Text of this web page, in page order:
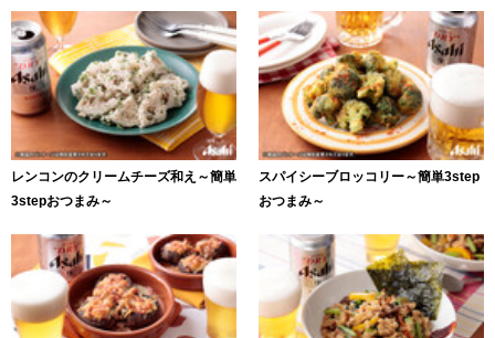
レンコンのクリームチーズ和え～簡単
3stepおつまみ～
スパイシーブロッコリー～簡単3step
おつまみ～